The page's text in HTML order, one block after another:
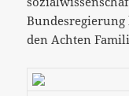
den Achten